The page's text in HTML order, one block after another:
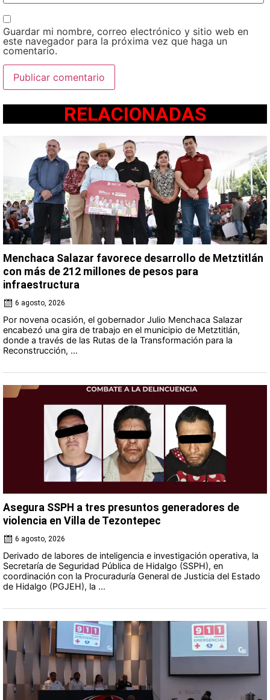
Guardar mi nombre, correo electrónico y sitio web en
este navegador para la próxima vez que haga un
comentario.
RELACIONADAS
Menchaca Salazar favorece desarrollo de Metztitlán
con más de 212 millones de pesos para
infraestructura
6 agosto, 2026
Por novena ocasión, el gobernador Julio Menchaca Salazar
encabezó una gira de trabajo en el municipio de Metztitlán,
donde a través de las Rutas de la Transformación para la
Reconstrucción, ...
Asegura SSPH a tres presuntos generadores de
violencia en Villa de Tezontepec
6 agosto, 2026
Derivado de labores de inteligencia e investigación operativa, la
Secretaría de Seguridad Pública de Hidalgo (SSPH), en
coordinación con la Procuraduría General de Justicia del Estado
de Hidalgo (PGJEH), la ...